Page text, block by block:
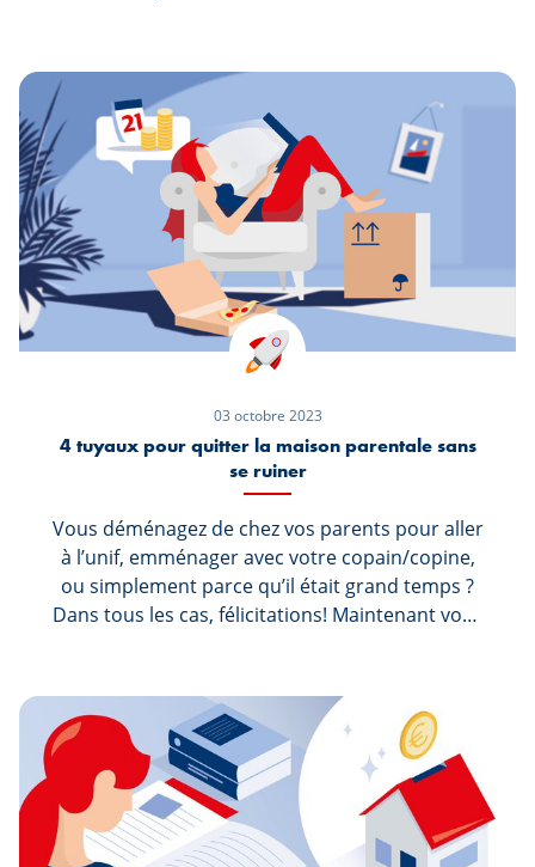
d’acquérir un premier logement semble venu.
03 octobre 2023
4 tuyaux pour quitter la maison parentale sans
se ruiner
Vous déménagez de chez vos parents pour aller
à l’unif, emménager avec votre copain/copine,
ou simplement parce qu’il était grand temps ?
Dans tous les cas, félicitations! Maintenant vous
à trois heures du matin, ou pas... Toutefois,
maintenant que tout est à votre charge,
quelques tuyaux s'imposent pour ne pas vous
ruiner dès le départ !